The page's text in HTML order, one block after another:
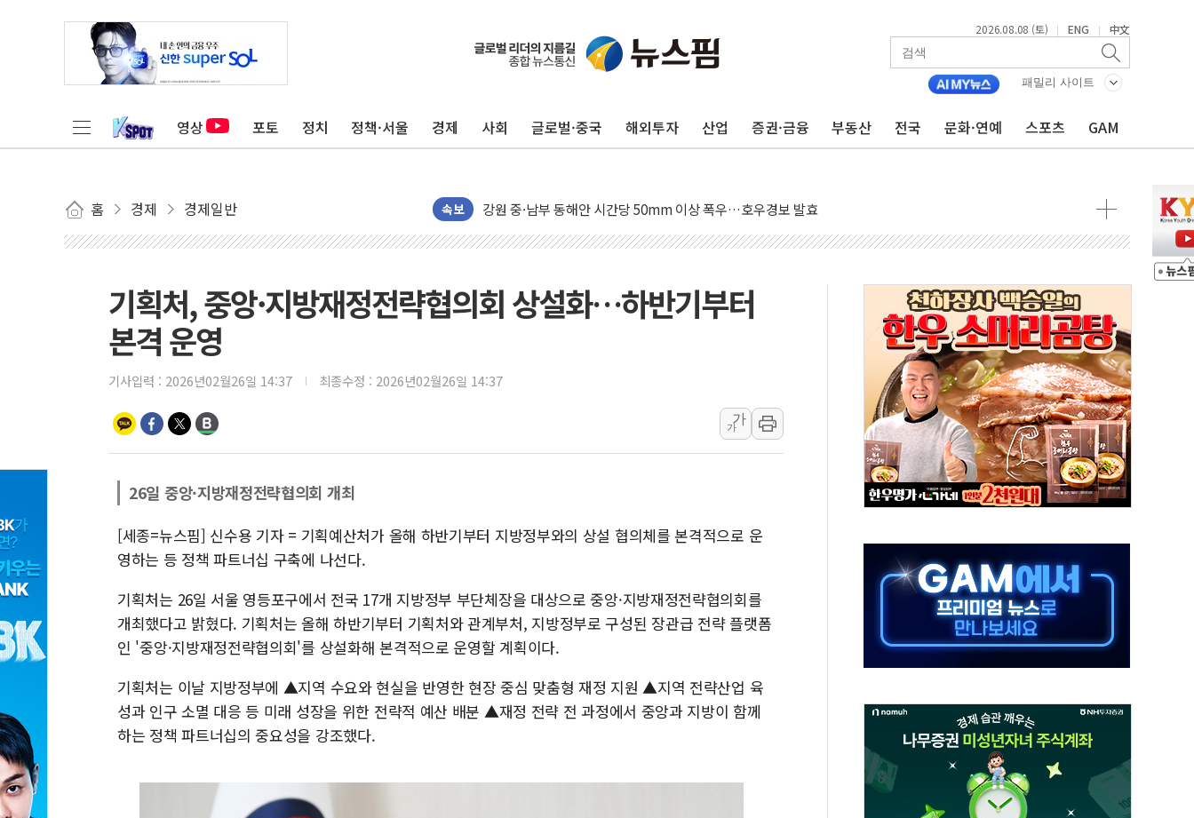
2026.08.08 (토) | ENG | 中文
패밀리 사이트
영상 포토 정치 정책·서울 경제 사회 글로벌·중국 해외투자 산업 증권·금융 부동산 전국 문화·연예 스포츠 GAM
홈 경제 경제일반 속보
동해중부 전 해상 풍랑주의보…10일까지 최대 3.5m 높은 물결
인제 용대리 계곡서 수위 상승으로 피서객 7명 고립…전원 구조
청양 밭에서 일하던 90대 숨져…온열질환 여부 조사
폭염에 車 운전면허 기능시험 오전 집중 편성…체감온도 38도 넘으면 중단
'호우 특보' 경북 울진 시간당 20~30mm 강한 비...가뭄 해소될 듯
주말 무더위·열대야 지속…내륙 곳곳 소나기
충북 주말 무더위 지속…청주·진천 35도, 곳곳 소나기
한상협, 업계 개인정보 보안 새판 짠다…'자율규제단체' 타진
민주당, 오늘 제주·인천 경선 발표...김민석 '재역전' vs 정청래 '격차 확대'
유럽증시, 美 고용 예상 밖 부진에 연준 금리 인상 가능성 낮아지며 상승… STOXX 600 지수는 나흘 연속 최고치
기획처, 중앙·지방재정전략협의회 상설화…하반기부터
본격 운영
기사입력 : 2026년02월26일 14:37 최종수정 : 2026년02월26일 14:37
가
가
26일 중앙·지방재정전략협의회 개최
[세종=뉴스핌] 신수용 기자 = 기획예산처가 올해 하반기부터 지방정부와의 상설 협의체를 본격적으로 운
영하는 등 정책 파트너십 구축에 나선다.
기획처는 26일 서울 영등포구에서 전국 17개 지방정부 부단체장을 대상으로 중앙·지방재정전략협의회를
개최했다고 밝혔다. 기획처는 올해 하반기부터 기획처와 관계부처, 지방정부로 구성된 장관급 전략 플랫폼
인 '중앙·지방재정전략협의회'를 상설화해 본격적으로 운영할 계획이다.
기획처는 이날 지방정부에 ▲지역 수요와 현실을 반영한 현장 중심 맞춤형 재정 지원 ▲지역 전략산업 육
성과 인구 소멸 대응 등 미래 성장을 위한 전략적 예산 배분 ▲재정 전략 전 과정에서 중앙과 지방이 함께
하는 정책 파트너십의 중요성을 강조했다.